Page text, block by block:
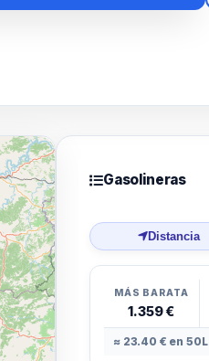
Gasolineras
Distancia
MÁS BARATA
1.359 €
≈ 23.40 € en 50L